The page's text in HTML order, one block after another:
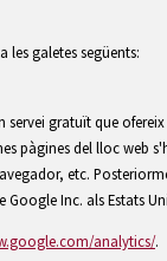
les galetes següents:
servei gratuït que
pàgines del lloc web
etc.
Google Inc. als Estats
analytics/.